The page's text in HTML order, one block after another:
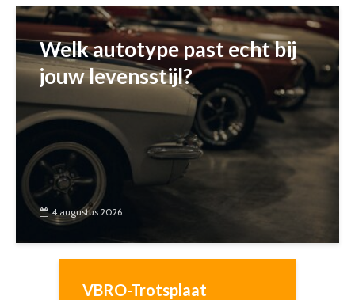
Welk autotype past echt bij
jouw levensstijl?
4 augustus 2026
VBRO-Trotsplaat